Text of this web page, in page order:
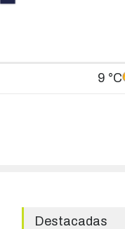
9 °C
Destacadas